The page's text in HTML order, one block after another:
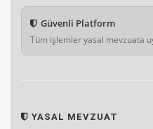
Güvenli Platform
Tüm işlemler yasal mevzuata
YASAL MEVZUAT